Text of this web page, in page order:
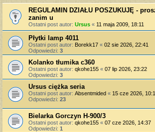
REGULAMIN DZIAŁU POSZUKUJĘ -
zanim u
Ostatni post autor: Ursus « 11 maja 2009, 18:11
Płytki lamp 4011
Ostatni post autor: Borekk17 « 02 sie 2026, 22:41
Odpowiedzi: 3
Kolanko tłumika c360
Ostatni post autor: qkohe155 « 07 lip 2026, 23:22
Odpowiedzi: 3
Ursus ciężka seria
Ostatni post autor: Absentmided « 15 cze 2026,
Odpowiedzi: 23
Bielarka Gorczyn H-900/3
Ostatni post autor: qkohe155 « 07 cze 2026, 14:37
Odpowiedzi: 1